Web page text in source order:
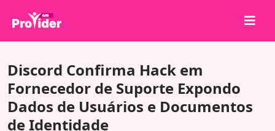
Entrar
Cadastrar-se
Discord Confirma Hack em
Fornecedor de Suporte Expondo
Dados de Usuários e Documentos
de Identidade